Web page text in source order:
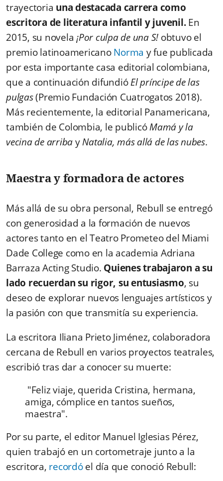
trayectoria una destacada carrera como
escritora de literatura infantil y juvenil.En
2015, su novela ¡Por culpa de una S! obtuvo el
premio latinoamericanoNorma y fue publicada
por esta importante casa editorial colombiana,
que a continuación difundióEl príncipe de las
pulgas(Premio Fundación Cuatrogatos 2018).
Más recientemente, la editorial Panamericana,
también de Colombia, le publicóMamá y la
vecina de arribayNatalia, más allá de las nubes.
Maestra y formadora de actores
Más allá de su obra personal, Rebull se entregó
con generosidad a la formación de nuevos
actores tanto en el Teatro Prometeo del Miami
Dade College como en la academia Adriana
Barraza Acting Studio. Quienes trabajaron a su
lado recuerdan su rigor, su entusiasmo, su
deseo de explorar nuevos lenguajes artísticos y
la pasión con que transmitía su experiencia.
La escritora Iliana Prieto Jiménez, colaboradora
cercana de Rebull en varios proyectos teatrales,
escribió tras dar a conocer su muerte:
"Feliz viaje, querida Cristina, hermana,
amiga, cómplice en tantos sueños,
maestra".
Por su parte, el editor Manuel Iglesias Pérez,
quien trabajó en un cortometraje junto a la
escritora, recordóel día que conoció Rebull: